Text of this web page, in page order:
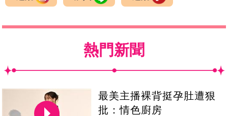
熱門新聞
最美主播裸背挺孕肚遭狠
批：情色廚房